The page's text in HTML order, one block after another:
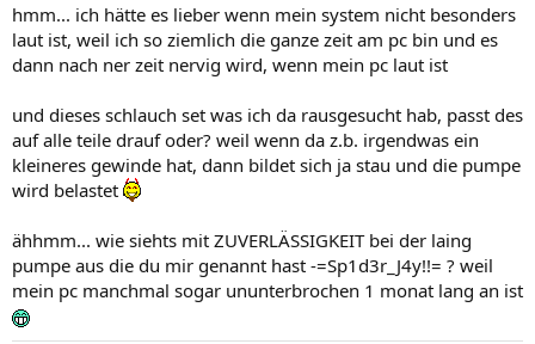
hmm... ich hätte es lieber wenn mein system nicht besonders
laut ist, weil ich so ziemlich die ganze zeit am pc bin und es
dann nach ner zeit nervig wird, wenn mein pc laut ist
und dieses schlauch set was ich da rausgesucht hab, passt des
auf alle teile drauf oder? weil wenn da z.b. irgendwas ein
kleineres gewinde hat, dann bildet sich ja stau und die pumpe
wird belastet
ähhmm... wie siehts mit ZUVERLÄSSIGKEIT bei der laing
pumpe aus die du mir genannt hast -=Sp1d3r_J4y!!= ? weil
mein pc manchmal sogar ununterbrochen 1 monat lang an ist